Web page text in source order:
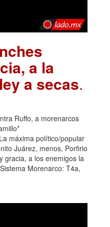
a la
a secas.
Ruffo, a morenarcos
máxima político/popular
Juárez, menos, Porfirio
gracia, a los enemigos la
Morenarco: T4a,